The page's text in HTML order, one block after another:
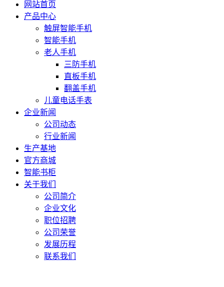
网站首页
产品中心
触屏智能手机
智能手机
老人手机
三防手机
直板手机
翻盖手机
儿童电话手表
企业新闻
公司动态
行业新闻
生产基地
官方商城
智能书柜
关于我们
公司简介
企业文化
职位招聘
公司荣誉
发展历程
联系我们